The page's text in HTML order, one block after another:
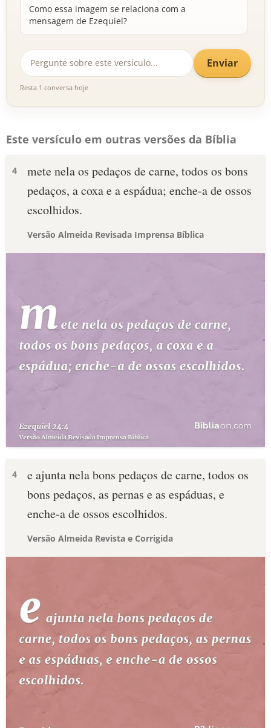
Como essa imagem se relaciona com a
mensagem de Ezequiel?
Enviar
Resta 1 conversa hoje
Este versículo em outras versões da Bíblia
4
mete nela os pedaços de carne, todos os bons
pedaços, a coxa e a espádua; enche-a de ossos
escolhidos.
Versão Almeida Revisada Imprensa Bíblica
4
e ajunta nela bons pedaços de carne, todos os
bons pedaços, as pernas e as espáduas, e
enche-a de ossos escolhidos.
Versão Almeida Revista e Corrigida